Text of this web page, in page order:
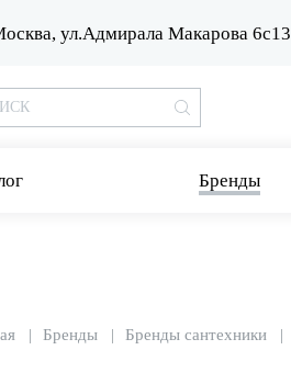
ул.Адмирала Макарова 6с13
Бренды
Бренды Бренды сантехники